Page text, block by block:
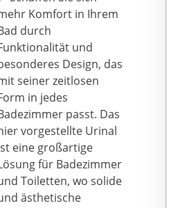
und damit
als
Urinals/
Bidets
um die
von
im Bad
Durch
genormten
ist diese
zur universellen
geeignet.
Komfort in Ihrem
durch
und
Design, das
seiner zeitlosen
in jedes
passt. Das
vorgestellte Urinal
eine großartige
für Badezimmer
Toiletten, wo solide
ästhetische